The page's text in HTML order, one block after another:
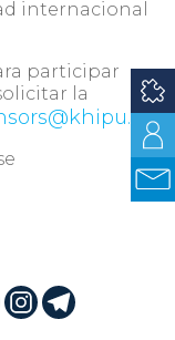
internacional
participar
la